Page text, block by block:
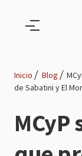
de
Inicio Blog
de Sabatini y El
MCyP